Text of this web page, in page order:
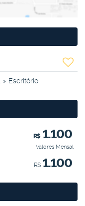
» Escritório
R$1.100
Valores Mensal
R$ 1.100